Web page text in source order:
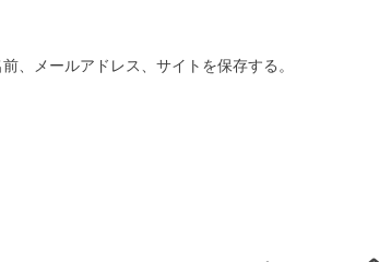
、メールアドレス、サイトを保存する。